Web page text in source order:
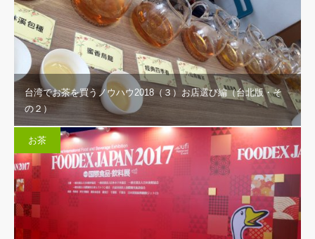
台湾でお茶を買うノウハウ2018（３）お店選び編（台北版・そ
の２）
お茶